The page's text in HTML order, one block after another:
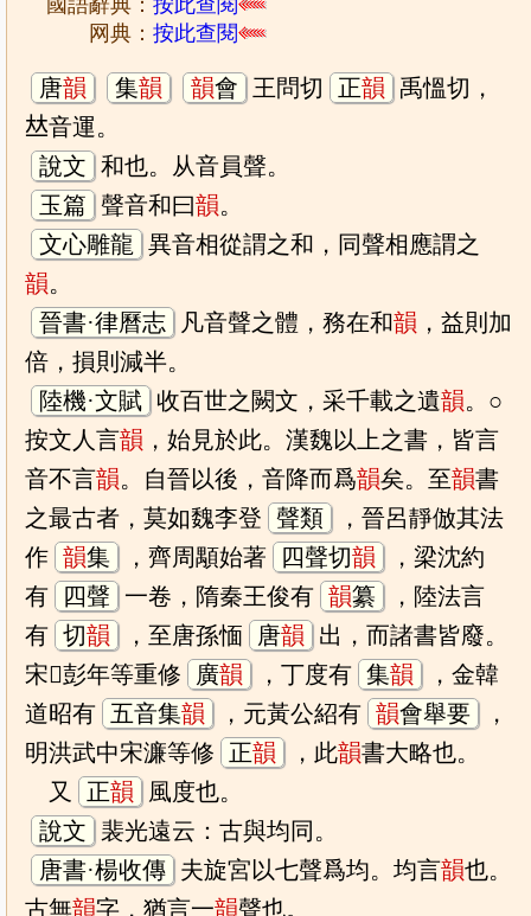
网典：按此查閱
唐韻 集韻 韻會 王問切 正韻
禹慍切，
𠀤音運。
說文 和也。从音員聲。
玉篇 聲音和曰韻。
文心雕龍
異音相從謂之和，同聲相應謂之
韻。
晉書·律曆志
凡音聲之體，務在和韻 ，益則加
倍，損則減半。
陸機·文賦 收百世之闕文，采千載之遺韻。○
按文人言韻 ，始見於此。漢魏以上之書，皆言
音不言韻。自晉以後，音降而爲韻矣。至韻書
之最古者，莫如魏李登 聲類
，晉呂靜倣其法
作 韻集 ，齊周顒始著 四聲切韻
，梁沈約
有
四聲 一卷，隋秦王俊有 韻纂
，陸法言
有 切韻 ，至唐孫愐 唐韻
出，而諸書皆廢。
宋𨻰彭年等重修
廣韻 ，丁度有 集韻
，金韓
道昭有 五音集韻 ，元黃公紹有 韻會舉要
，
明洪武中宋濂等修
正韻 ，此韻書大略也。
又
正韻
風度也。
說文
裴光遠云：古與均同。
唐書·楊收傳 夫旋宮以七聲爲均。均言韻也。
古無韻字，猶言一韻聲也。